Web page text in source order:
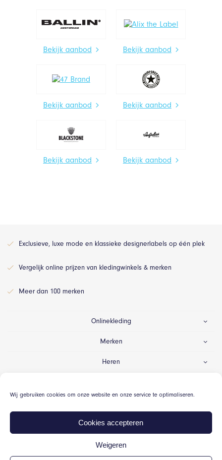
Wij gebruiken cookies om onze website en onze service te optimaliseren.
Cookies accepteren
Weigeren
Bekijk aanbod Bekijk aanbod
Bekijk aanbod Bekijk aanbod
Bekijk aanbod Bekijk aanbod
Exclusieve, luxe mode en klassieke designerlabels op één plek
Vergelijk online prijzen van kledingwinkels & merken
Meer dan 100 merken
Onlinekleding
Merken
Heren